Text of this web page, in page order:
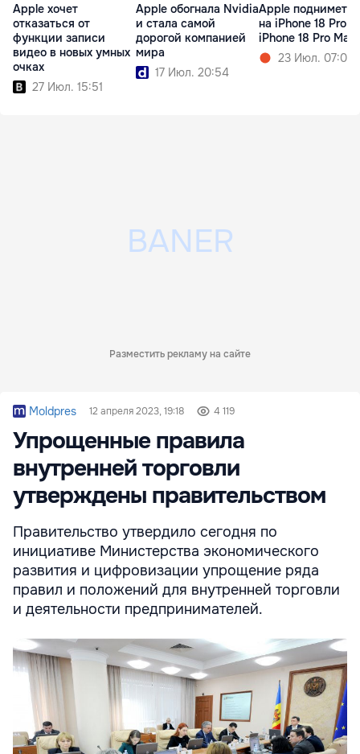
Apple хочет
отказаться от
функции записи
видео в новых умных
очках
27 Июл. 15:51
Apple обогнала Nvidia
и стала самой
дорогой компанией
мира
17 Июл. 20:54
Apple поднимет
на iPhone 18 Pro и
iPhone 18 Pro Max
23 Июл. 07:00
Разместить рекламу на сайте
Moldpres 12 апреля 2023, 19:18 4 119
Упрощенные правила
внутренней торговли
утверждены правительством
Правительство утвердило сегодня по
инициативе Министерства экономического
развития и цифровизации упрощение ряда
правил и положений для внутренней торговли
и деятельности предпринимателей.